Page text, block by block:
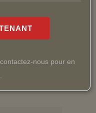
gratuit
nous pour en